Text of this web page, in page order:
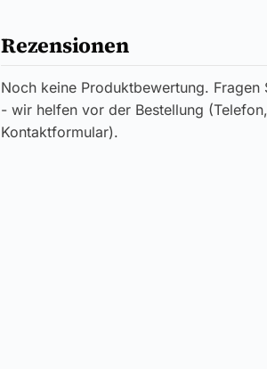
Rezensionen
Noch keine Produktbewertung. Fragen
- wir helfen vor der Bestellung
Kontaktformular).